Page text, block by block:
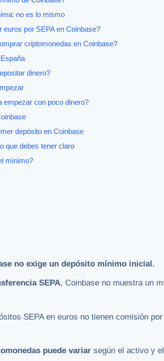
no es lo mismo
por SEPA en Coinbase?
criptomonedas en Coinbase?
dinero?
empezar con poco dinero?
depósito en Coinbase
que debes tener claro
mínimo?
no exige un depósito mínimo inicial.
SEPA, Coinbase no muestra un
SEPA en euros no tienen comisión
puede variar según el activo y